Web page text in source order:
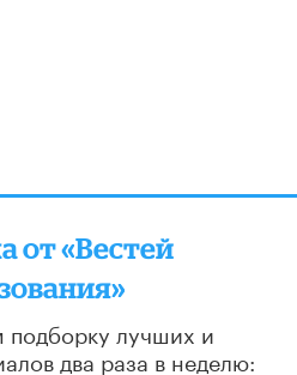
от «Вестей
подборку лучших и
два раза в неделю: